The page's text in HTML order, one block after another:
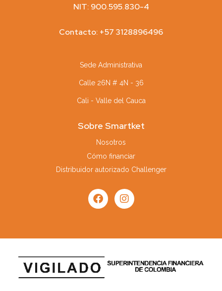
NIT: 900.595.830-4
Contacto: +57 3128896496
Sede Administrativa
Calle 26N # 4N - 36
Cali - Valle del Cauca
Sobre Smartket
Nosotros
Cómo financiar
Distribuidor autorizado Challenger
F
a
c
o
k
I
n
s
g
a